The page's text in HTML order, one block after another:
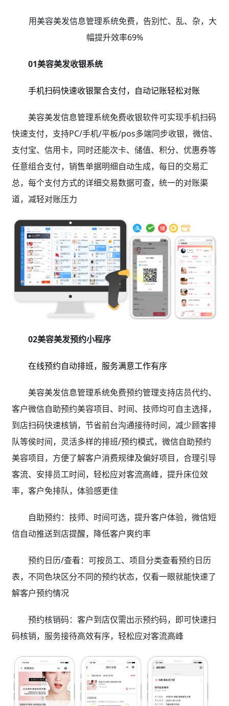
用美容美发信息管理系统免费，告别忙、乱、杂，大
幅提升效率69%
01美容美发收银系统
手机扫码快速收银聚合支付，自动记账轻松对账
美容美发信息管理系统免费收银软件可实现手机扫码
快速支付，支持PC/手机/平板/pos多端同步收银，微信、
支付宝、信用卡，同时还能次卡、储值、积分、优惠券等
任意组合支付，销售单据明细自动生成，每日的交易汇
总，每个支付方式的详细交易数据可查，统一的对账渠
道，减轻对账压力
02美容美发预约小程序
在线预约自动排班，服务满意工作有序
美容美发信息管理系统免费预约管理支持店员代约、
客户微信自助预约美容项目、时间、技师均可自主选择，
到店扫码快速核销，节省前台沟通接待时间，减少顾客排
队等侯时间，灵活多样的排班/预约模式，微信自助预约
美容项目，方便了解客户消费规律及偏好项目，合理引导
客流、安排员工时间，轻松应对客流高峰，提升床位效
率，客户免排队，体验感更佳
自助预约：技师、时间可选，提升客户体验，微信短
信自动推送到店提醒，降低客户爽约率
预约日历/查看：可按员工、项目分类查看预约日历
表，不同色块区分不同的预约状态，仅看一眼就能快速了
解客户预约情况
预约核销码：客户到店仅需出示预约码，即可快速扫
码核销，服务接待高效有序，轻松应对客流高峰